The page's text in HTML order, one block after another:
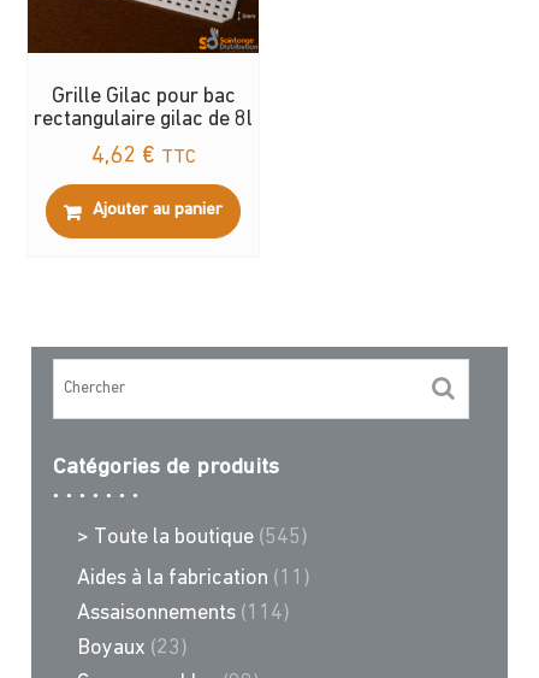
la
page
Grille Gilac pour bac
rectangulaire gilac de 8l
4,62 € TTC
Ajouter au panier
Catégories de produits
> Toute la boutique (545)
Aides à la fabrication (11)
Assaisonnements (114)
Boyaux (23)